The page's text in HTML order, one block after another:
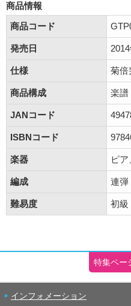
商品情報
商品コード
発売日
仕様 菊倍
商品構成 楽譜
JANコード
ISBNコード
楽器 ピア
編成 連弾
難易度 初級
特集ペー
インフォメーション